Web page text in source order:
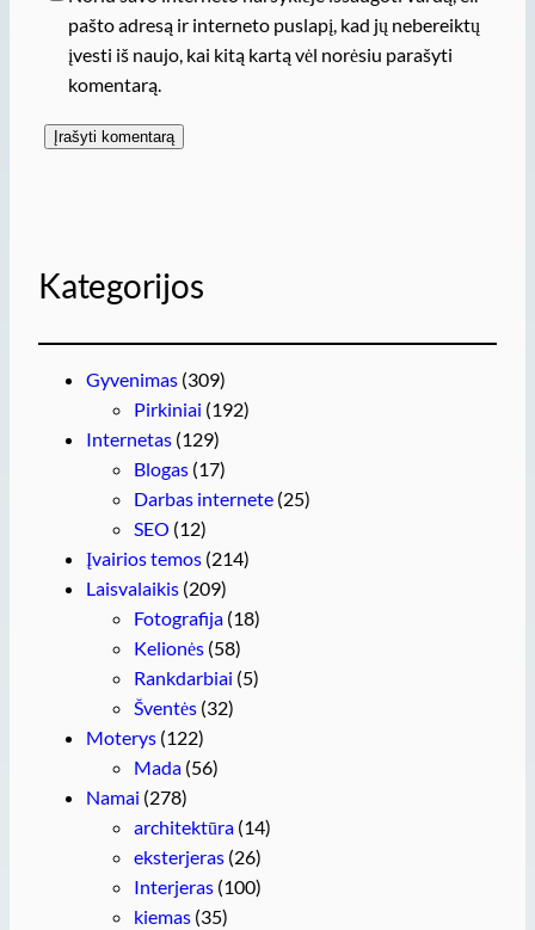
pašto adresą ir interneto puslapį, kad jų nebereiktų
įvesti iš naujo, kai kitą kartą vėl norėsiu parašyti
komentarą.
Kategorijos
Gyvenimas (309)
Pirkiniai (192)
Internetas (129)
Blogas (17)
Darbas internete (25)
SEO (12)
Įvairios temos (214)
Laisvalaikis (209)
Fotografija (18)
Kelionės (58)
Rankdarbiai (5)
Šventės (32)
Moterys (122)
Mada (56)
Namai (278)
architektūra (14)
eksterjeras (26)
Interjeras (100)
kiemas (35)